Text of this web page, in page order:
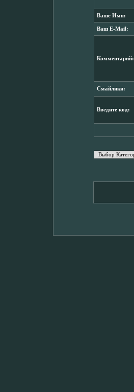
Ваше Имя:
Ваш E-Mail:
Комментарий:
Смайлики:
Введите код: